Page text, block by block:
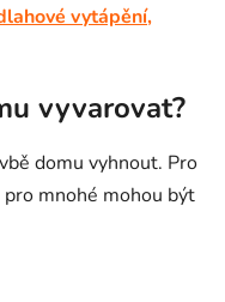
vytápění,
vyvarovat?
domu vyhnout. Pro
mnohé mohou být